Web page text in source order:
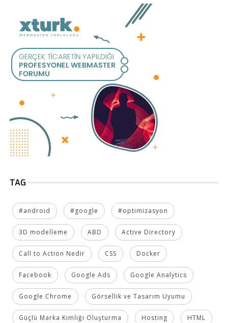
TAG
#android #google #optimizasyon
3D modelleme ABD Active Directory
Call to Action Nedir CSS Docker
Facebook Google Ads Google Analytics
Google Chrome Görsellik ve Tasarım Uyumu
Güçlü Marka Kimliği Oluşturma Hosting HTML